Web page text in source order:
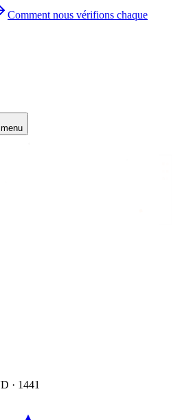
Comment nous vérifions chaque
· 1441